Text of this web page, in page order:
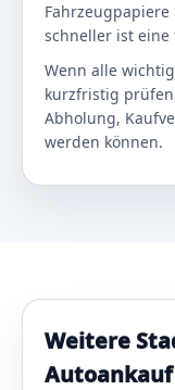
schneller ist eine
Wenn alle
kurzfristig
Abholung,
werden können.
Weitere